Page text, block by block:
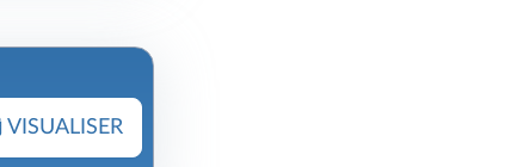
VISUALISER